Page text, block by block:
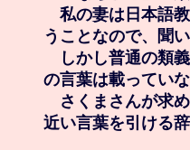
私の妻は日本語
うことなので、聞
しかし普通の類
の言葉は載っていな
さくまさんが求
近い言葉を引ける